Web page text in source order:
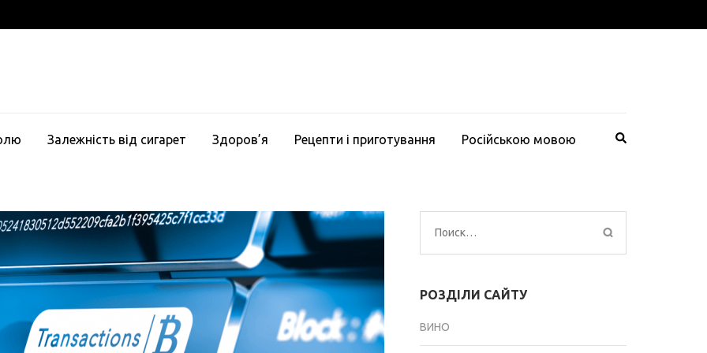
Залежність від сигарет Здоров’я Рецепти і приготування Російською мовою
Найти:
РОЗДІЛИ САЙТУ
ВИНО